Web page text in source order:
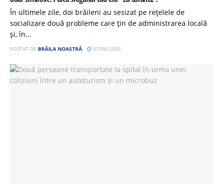
În ultimele zile, doi brăileni au sesizat pe rețelele de
socializare două probleme care țin de administrarea locală
și, în...
POSTAT DE BRĂILA NOASTRĂ 07/08/2026